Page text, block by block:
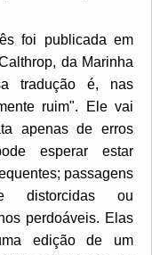
foi publicada em
da Marinha
tradução é, nas
ruim". Ele vai
apenas de erros
esperar estar
passagens
distorcidas ou
perdoáveis. Elas
edição de um